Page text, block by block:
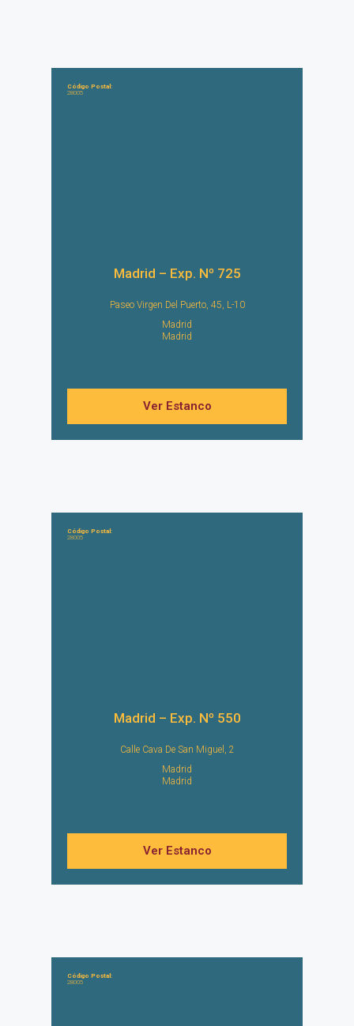
Código Postal:
28005
Madrid – Exp. Nº 725
Paseo Virgen Del Puerto, 45, L-10
Madrid
Madrid
Ver Estanco
Código Postal:
28005
Madrid – Exp. Nº 550
Calle Cava De San Miguel, 2
Madrid
Madrid
Ver Estanco
Código Postal:
28005